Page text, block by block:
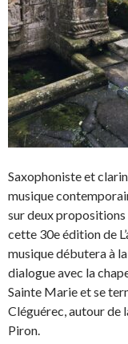
Saxophoniste et
musique
sur deux
cette 30e édition de
musique débutera à
dialogue avec la
Sainte Marie et se
Cléguérec, autour de
Piron.